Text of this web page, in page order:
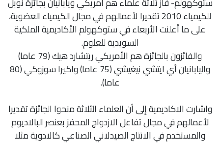
للكيمياء 2010 تقديرا لأعمالهم في مجال الكيمياء العضوية،
على ما أعلنت الأربعاء في ستوكهولم الأكاديمية الملكية
السويدية للعلوم.
والفائزون بالجائزة هم الأمريكي ريتشارد هيك (79 عاما)
واليابانيان أي ايتشي نيغيشي (75 عاما) واكيرا سوزوكي (80
عاما).
واشارت الاكاديمية إلى أن العلماء الثلاثة منحوا الجائزة تقديرا
لأعمالهم في مجال تفاعل الازدواج المحفز بعنصر البالاديوم
والمستخدم في الانتاج الصيدلاني الصناعي كالادوية مثلا